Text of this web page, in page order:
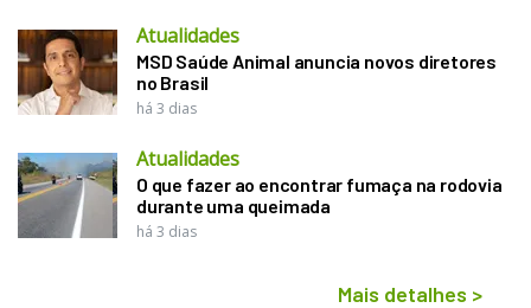
Atualidades
MSD Saúde Animal anuncia novos diretores
no Brasil
há 3 dias
Atualidades
O que fazer ao encontrar fumaça na rodovia
durante uma queimada
há 3 dias
Mais detalhes >